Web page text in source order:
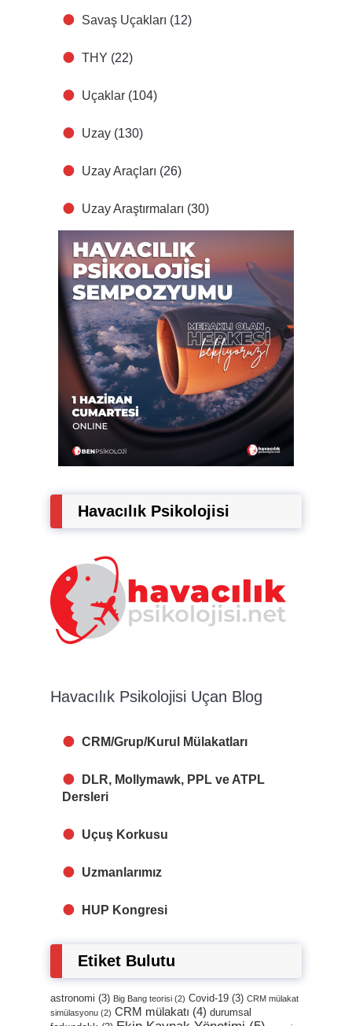
Savaş Uçakları (12)
THY (22)
Uçaklar (104)
Uzay (130)
Uzay Araçları (26)
Uzay Araştırmaları (30)
Havacılık Psikolojisi
Havacılık Psikolojisi Uçan Blog
CRM/Grup/Kurul Mülakatları
DLR, Mollymawk, PPL ve ATPL
Dersleri
Uçuş Korkusu
Uzmanlarımız
HUP Kongresi
Etiket Bulutu
astronomi (3) Big Bang teorisi (2) Covid-19 (3) CRM mülakat
simülasyonu (2) CRM mülakatı (4) durumsal